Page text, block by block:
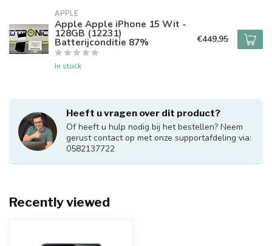
APPLE
Apple Apple iPhone 15 Wit -
128GB (12231)
Batterijconditie 87%
In stock
€449,95
Heeft u vragen over dit product?
Of heeft u hulp nodig bij het bestellen? Neem
gerust contact op met onze supportafdeling via:
0582137722
Recently viewed